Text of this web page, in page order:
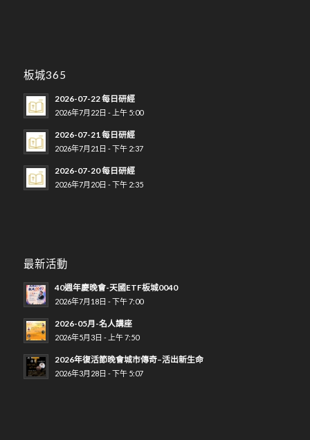
板城365
2026-07-22 每日研經
2026年7月22日 - 上午 5:00
2026-07-21 每日研經
2026年7月21日 - 下午 2:37
2026-07-20 每日研經
2026年7月20日 - 下午 2:35
最新活動
40週年慶晚會-天國ETF板城0040
2026年7月18日 - 下午 7:00
2026-05月-名人講座
2026年5月3日 - 上午 7:50
2026年復活節晚會城市傳奇–活出新生命
2026年3月28日 - 下午 5:07